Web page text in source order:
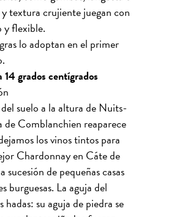
textura crujiente juegan con
y flexible.
lo adoptan en el primer
grados centígrados
suelo a la altura de Nuits-
Comblanchien reaparece
los vinos tintos para
Chardonnay en Cáte de
de pequeñas casas
burguesas. La aguja del
su aguja de piedra se